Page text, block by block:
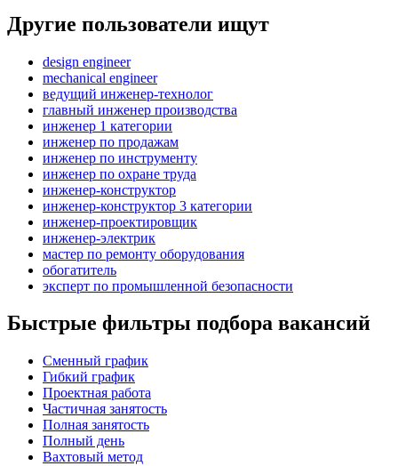
Другие пользователи ищут
design engineer
mechanical engineer
ведущий инженер-технолог
главный инженер производства
инженер 1 категории
инженер по продажам
инженер по инструменту
инженер по охране труда
инженер-конструктор
инженер-конструктор 3 категории
инженер-проектировщик
инженер-электрик
мастер по ремонту оборудования
обогатитель
эксперт по промышленной безопасности
Быстрые фильтры подбора вакансий
Сменный график
Гибкий график
Проектная работа
Частичная занятость
Полная занятость
Полный день
Вахтовый метод